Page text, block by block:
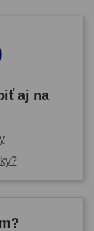
aj na